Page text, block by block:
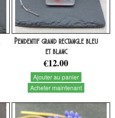
Pendentif grand rectangle bleu
et blanc
€12.00
Ajouter au panier
Acheter maintenant